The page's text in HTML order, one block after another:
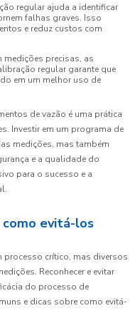
regular ajuda a identificar
falhas graves. Isso
e reduz custos com
medições precisas, as
regular garante que
em um melhor uso de
de vazão é uma prática
Investir em um programa de
medições, mas também
e a qualidade do
para o sucesso e a
como evitá-los
processo crítico, mas diversos
Reconhecer e evitar
do processo de
e dicas sobre como evitá-